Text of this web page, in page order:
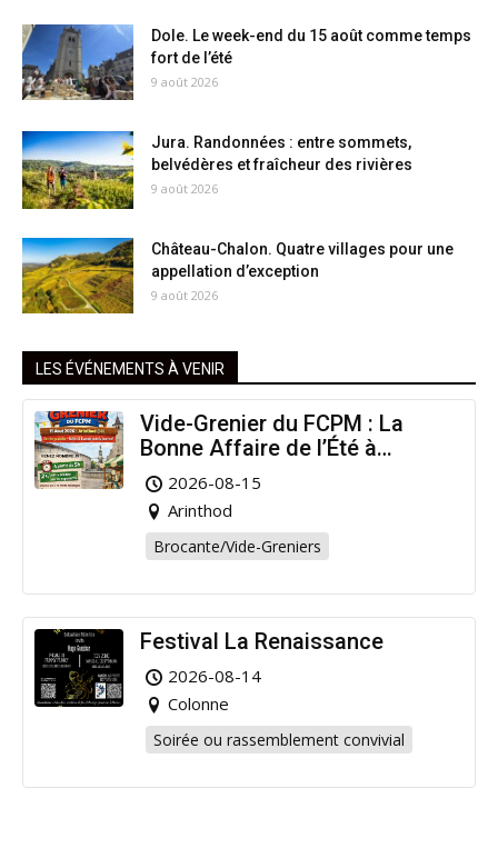
Dole. Le week-end du 15 août comme temps
fort de l’été
9 août 2026
Jura. Randonnées : entre sommets,
belvédères et fraîcheur des rivières
9 août 2026
Château-Chalon. Quatre villages pour une
appellation d’exception
9 août 2026
LES ÉVÉNEMENTS À VENIR
Vide-Grenier du FCPM : La
Bonne Affaire de l’Été à
Arinthod !
2026-08-15
Arinthod
Brocante/Vide-Greniers
Festival La Renaissance
2026-08-14
Colonne
Soirée ou rassemblement convivial